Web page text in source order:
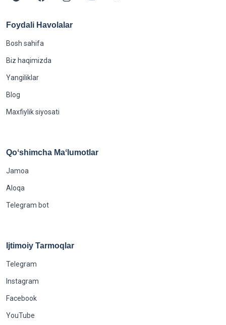
Foydali Havolalar
Bosh sahifa
Biz haqimizda
Yangiliklar
Blog
Maxfiylik siyosati
Qoʻshimcha Maʻlumotlar
Jamoa
Aloqa
Telegram bot
Ijtimoiy Tarmoqlar
Telegram
Instagram
Facebook
YouTube